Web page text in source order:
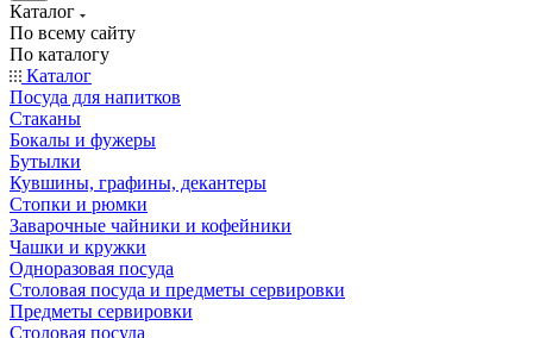
Каталог
По всему сайту
По каталогу
Каталог
Посуда для напитков
Стаканы
Бокалы и фужеры
Бутылки
Кувшины, графины, декантеры
Стопки и рюмки
Заварочные чайники и кофейники
Чашки и кружки
Одноразовая посуда
Столовая посуда и предметы сервировки
Предметы сервировки
Столовая посуда